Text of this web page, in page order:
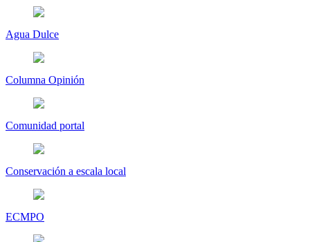
Agua Dulce
Columna Opinión
Comunidad portal
Conservación a escala local
ECMPO